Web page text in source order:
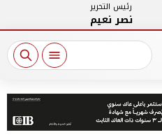
رئيس التحرير
نصر نعيم